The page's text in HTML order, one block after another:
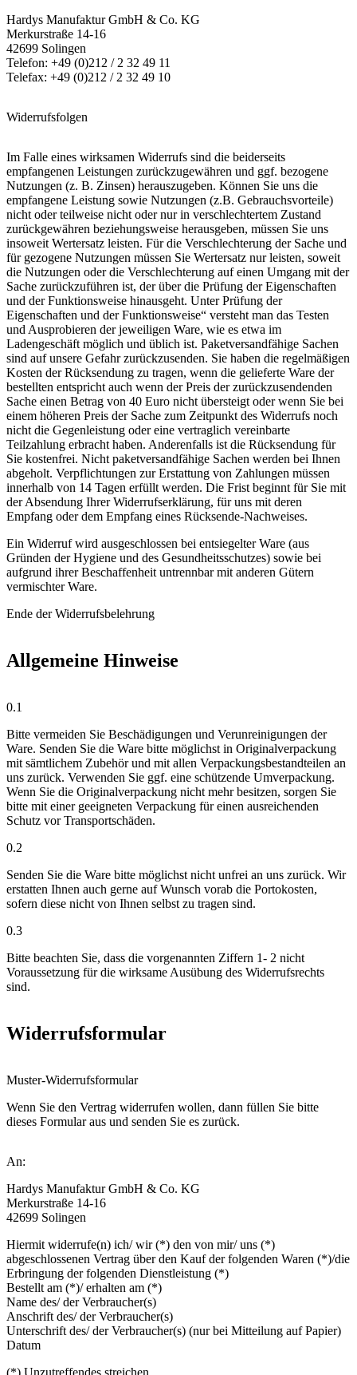
Hardys Manufaktur GmbH & Co. KG
Merkurstraße 14-16
42699 Solingen
Telefon: +49 (0)212 / 2 32 49 11
Telefax: +49 (0)212 / 2 32 49 10
Widerrufsfolgen
Im Falle eines wirksamen Widerrufs sind die beiderseits
empfangenen Leistungen zurückzugewähren und ggf. bezogene
Nutzungen (z. B. Zinsen) herauszugeben. Können Sie uns die
empfangene Leistung sowie Nutzungen (z.B. Gebrauchsvorteile)
nicht oder teilweise nicht oder nur in verschlechtertem Zustand
zurückgewähren beziehungsweise herausgeben, müssen Sie uns
insoweit Wertersatz leisten. Für die Verschlechterung der Sache und
für gezogene Nutzungen müssen Sie Wertersatz nur leisten, soweit
die Nutzungen oder die Verschlechterung auf einen Umgang mit der
Sache zurückzuführen ist, der über die Prüfung der Eigenschaften
und der Funktionsweise hinausgeht. Unter Prüfung der
Eigenschaften und der Funktionsweise“ versteht man das Testen
und Ausprobieren der jeweiligen Ware, wie es etwa im
Ladengeschäft möglich und üblich ist. Paketversandfähige Sachen
sind auf unsere Gefahr zurückzusenden. Sie haben die regelmäßigen
Kosten der Rücksendung zu tragen, wenn die gelieferte Ware der
bestellten entspricht auch wenn der Preis der zurückzusendenden
Sache einen Betrag von 40 Euro nicht übersteigt oder wenn Sie bei
einem höheren Preis der Sache zum Zeitpunkt des Widerrufs noch
nicht die Gegenleistung oder eine vertraglich vereinbarte
Teilzahlung erbracht haben. Anderenfalls ist die Rücksendung für
Sie kostenfrei. Nicht paketversandfähige Sachen werden bei Ihnen
abgeholt. Verpflichtungen zur Erstattung von Zahlungen müssen
innerhalb von 14 Tagen erfüllt werden. Die Frist beginnt für Sie mit
der Absendung Ihrer Widerrufserklärung, für uns mit deren
Empfang oder dem Empfang eines Rücksende-Nachweises.
Ein Widerruf wird ausgeschlossen bei entsiegelter Ware (aus
Gründen der Hygiene und des Gesundheitsschutzes) sowie bei
aufgrund ihrer Beschaffenheit untrennbar mit anderen Gütern
vermischter Ware.
Ende der Widerrufsbelehrung
Allgemeine Hinweise
0.1
Bitte vermeiden Sie Beschädigungen und Verunreinigungen der
Ware. Senden Sie die Ware bitte möglichst in Originalverpackung
mit sämtlichem Zubehör und mit allen Verpackungsbestandteilen an
uns zurück. Verwenden Sie ggf. eine schützende Umverpackung.
Wenn Sie die Originalverpackung nicht mehr besitzen, sorgen Sie
bitte mit einer geeigneten Verpackung für einen ausreichenden
Schutz vor Transportschäden.
0.2
Senden Sie die Ware bitte möglichst nicht unfrei an uns zurück. Wir
erstatten Ihnen auch gerne auf Wunsch vorab die Portokosten,
sofern diese nicht von Ihnen selbst zu tragen sind.
0.3
Bitte beachten Sie, dass die vorgenannten Ziffern 1- 2 nicht
Voraussetzung für die wirksame Ausübung des Widerrufsrechts
sind.
Widerrufsformular
Muster-Widerrufsformular
Wenn Sie den Vertrag widerrufen wollen, dann füllen Sie bitte
dieses Formular aus und senden Sie es zurück.
An:
Hardys Manufaktur GmbH & Co. KG
Merkurstraße 14-16
42699 Solingen
Hiermit widerrufe(n) ich/ wir (*) den von mir/ uns (*)
abgeschlossenen Vertrag über den Kauf der folgenden Waren (*)/die
Erbringung der folgenden Dienstleistung (*)
Bestellt am (*)/ erhalten am (*)
Name des/ der Verbraucher(s)
Anschrift des/ der Verbraucher(s)
Unterschrift des/ der Verbraucher(s) (nur bei Mitteilung auf Papier)
Datum
(*) Unzutreffendes streichen.